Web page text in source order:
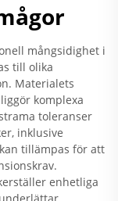
mångsidighet i
till olika
Materialets
komplexa
toleranser
inklusive
tillämpas för att
enhetliga